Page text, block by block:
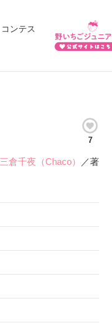
コンテス
7
三倉千夜（Chaco） ／著